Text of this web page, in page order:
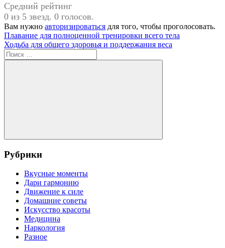
Средний рейтинг
0 из 5 звезд. 0 голосов.
Вам нужно авторизироваться для того, чтобы проголосовать.
Навигация
по
записям
Предыдущая
запись:
Плавание для полноценной тренировки всего тела
Следующая
запись:
Ходьба для общего здоровья и поддержания веса
Поиск
для:
Поиск
Рубрики
Вкусные моменты
Дари гармонию
Движение к силе
Домашние советы
Искусство красоты
Медицина
Наркология
Разное